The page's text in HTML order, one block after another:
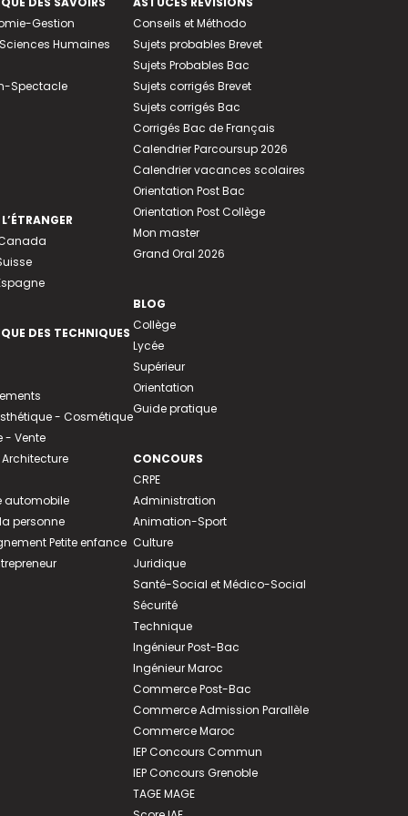
Gestion
Humaines
Spectacle
DES TECHNIQUES
- Cosmétique
- Vente
automobile
personne
Petite enfance
Conseils et Méthodo
Sujets probables Brevet
Sujets Probables Bac
Sujets corrigés Brevet
Sujets corrigés Bac
Corrigés Bac de Français
Calendrier Parcoursup 2026
Calendrier vacances scolaires
Orientation Post Bac
Orientation Post Collège
Mon master
Grand Oral 2026
BLOG
Collège
Lycée
Supérieur
Orientation
Guide pratique
CONCOURS
CRPE
Administration
Animation-Sport
Culture
Juridique
Santé-Social et Médico-Social
Sécurité
Technique
Ingénieur Post-Bac
Ingénieur Maroc
Commerce Post-Bac
Commerce Admission Parallèle
Commerce Maroc
IEP Concours Commun
IEP Concours Grenoble
TAGE MAGE